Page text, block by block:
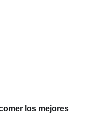
los mejores